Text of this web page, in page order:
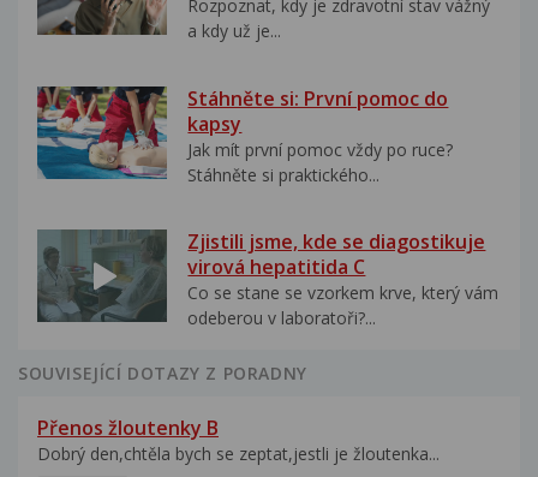
Rozpoznat, kdy je zdravotní stav vážný
a kdy už je...
Stáhněte si: První pomoc do
kapsy
Jak mít první pomoc vždy po ruce?
Stáhněte si praktického...
Zjistili jsme, kde se diagostikuje
virová hepatitida C
Co se stane se vzorkem krve, který vám
odeberou v laboratoři?...
SOUVISEJÍCÍ DOTAZY Z PORADNY
Přenos žloutenky B
Dobrý den,chtěla bych se zeptat,jestli je žloutenka...